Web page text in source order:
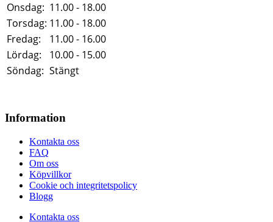
Onsdag: 11.00 - 18.00
Torsdag: 11.00 - 18.00
Fredag:
11.00 - 16.00
Lördag:
10.00 - 15.00
Söndag: Stängt
Information
Kontakta oss
FAQ
Om oss
Köpvillkor
Cookie och integritetspolicy
Blogg
Kontakta oss